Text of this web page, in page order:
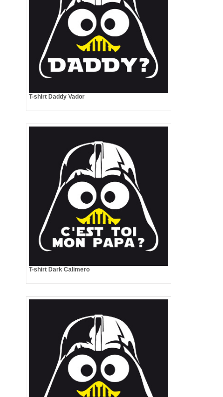
T-shirt Daddy Vador
T-shirt Dark Calimero